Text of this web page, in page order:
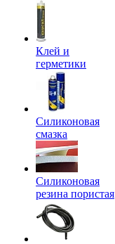
Клей и
герметики
Силиконовая
смазка
Силиконовая
резина пористая